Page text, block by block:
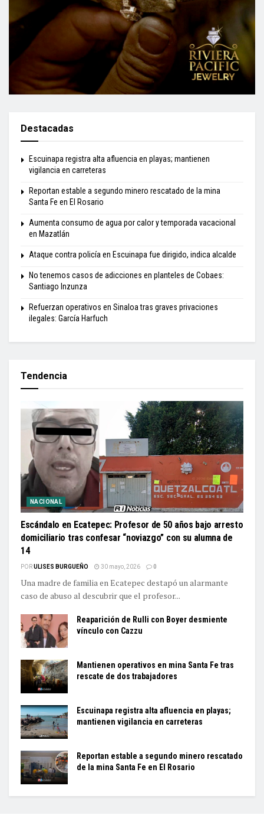
Destacadas
Escuinapa registra alta afluencia en playas; mantienen
vigilancia en carreteras
Reportan estable a segundo minero rescatado de la mina
Santa Fe en El Rosario
Aumenta consumo de agua por calor y temporada vacacional
en Mazatlán
Ataque contra policía en Escuinapa fue dirigido, indica alcalde
No tenemos casos de adicciones en planteles de Cobaes:
Santiago Inzunza
Refuerzan operativos en Sinaloa tras graves privaciones
ilegales: García Harfuch
Tendencia
NACIONAL
Escándalo en Ecatepec: Profesor de 50 años bajo arresto
domiciliario tras confesar “noviazgo” con su alumna de
14
PORULISES BURGUEÑO 30 mayo, 2026 0
Una madre de familia en Ecatepec destapó un alarmante
caso de abuso al descubrir que el profesor...
Reaparición de Rulli con Boyer desmiente
vínculo con Cazzu
Mantienen operativos en mina Santa Fe tras
rescate de dos trabajadores
Escuinapa registra alta afluencia en playas;
mantienen vigilancia en carreteras
Reportan estable a segundo minero rescatado
de la mina Santa Fe en El Rosario